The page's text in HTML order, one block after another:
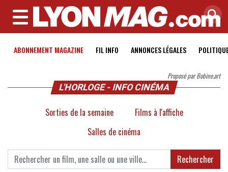
MENU
ABONNEMENT MAGAZINE FIL INFO ANNONCES LÉGALES
Proposé par Bobine.art
L'HORLOGE - INFO CINÉMA
Sorties de la semaine
Films à l'affiche
Salles de cinéma
Rechercher